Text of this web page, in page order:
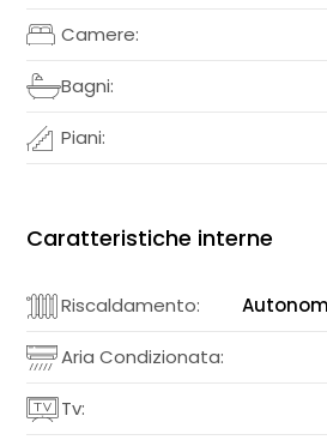
Camere:
Bagni:
Piani:
Caratteristiche interne
Riscaldamento:
Aria Condizionata:
Tv: